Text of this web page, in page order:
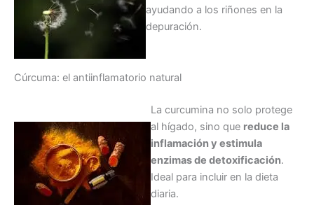
ayudando a los riñones en la
depuración.
Cúrcuma: el antiinflamatorio natural
La curcumina no solo protege
al hígado, sino que reduce la
inflamación y estimula
enzimas de detoxificación.
Ideal para incluir en la dieta
diaria.